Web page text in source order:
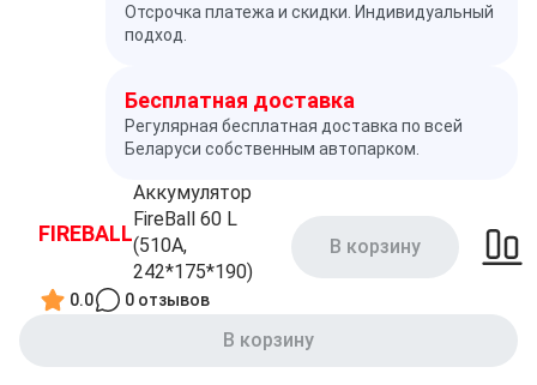
Отсрочка платежа и скидки. Индивидуальный
подход.
Бесплатная доставка
Регулярная бесплатная доставка по всей
Беларуси собственным автопарком.
FIREBALL
Аккумулятор
FireBall 60 L
(510A,
242*175*190)
0.0 0 отзывов
В корзину
В корзину